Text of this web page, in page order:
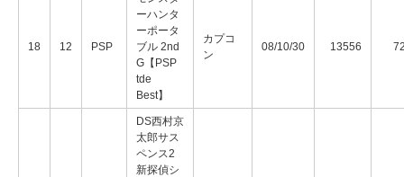
18 12 PSP
ーハンタ
ーポータ
ブル 2nd
G【PSP
tde
Best】
カプコ
ン
08/10/30 13556
DS西村京
太郎サス
ペンス2
新探偵シ